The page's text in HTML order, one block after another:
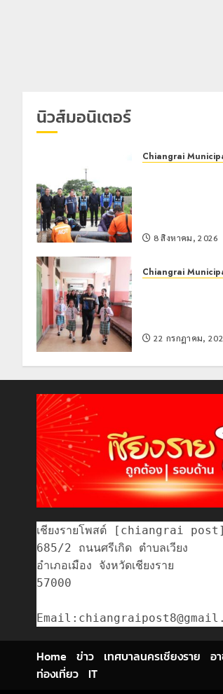
นิวส์มอนิเตอร์
Chiangrai
8 สิงหาคม, 2026
Chiangrai
22 กรกฎาคม,
เชียงรายโพสต์ [chiangrai post]
685/2 ถนนศรีเกิด ตำบลเวียง
อำเภอเมือง จังหวัดเชียงราย
57000
Home ข่าว เทศบาลนครเชียงราย อ
ท่องเที่ยว
IT